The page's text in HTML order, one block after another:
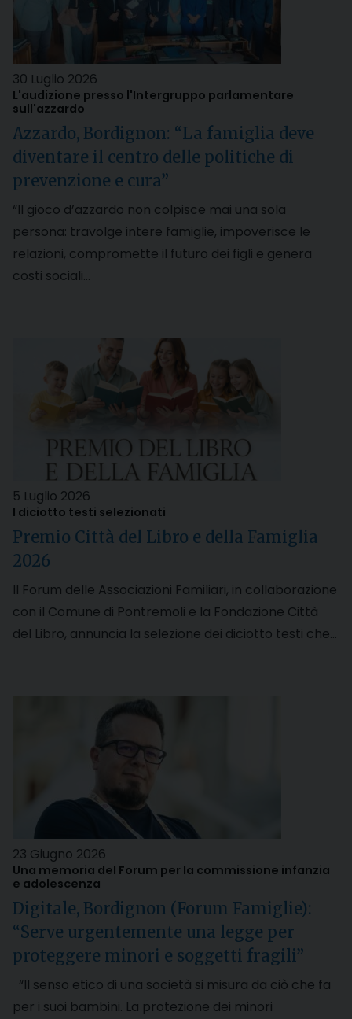
30 Luglio 2026
L'audizione presso l'Intergruppo parlamentare
sull'azzardo
Azzardo, Bordignon: “La famiglia deve
diventare il centro delle politiche di
prevenzione e cura”
“Il gioco d’azzardo non colpisce mai una sola
persona: travolge intere famiglie, impoverisce le
relazioni, compromette il futuro dei figli e genera
costi sociali…
5 Luglio 2026
I diciotto testi selezionati
Premio Città del Libro e della Famiglia
2026
Il Forum delle Associazioni Familiari, in collaborazione
con il Comune di Pontremoli e la Fondazione Città
del Libro, annuncia la selezione dei diciotto testi che…
23 Giugno 2026
Una memoria del Forum per la commissione infanzia
e adolescenza
Digitale, Bordignon (Forum Famiglie):
“Serve urgentemente una legge per
proteggere minori e soggetti fragili”
“Il senso etico di una società si misura da ciò che fa
per i suoi bambini. La protezione dei minori